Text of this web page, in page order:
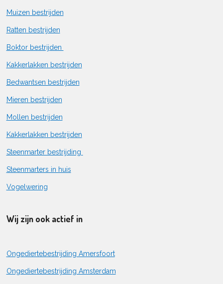
Muizen bestrijden
Ratten bestrijden
Boktor bestrijden
Kakkerlakken bestrijden
Bedwantsen bestrijden
Mieren bestrijden
Mollen bestrijden
Kakkerlakken bestrijden
Steenmarter bestrijding
Steenmarters in huis
Vogelwering
Wij zijn ook actief in
Ongediertebestrijding Amersfoort
Ongediertebestrijding Amsterdam